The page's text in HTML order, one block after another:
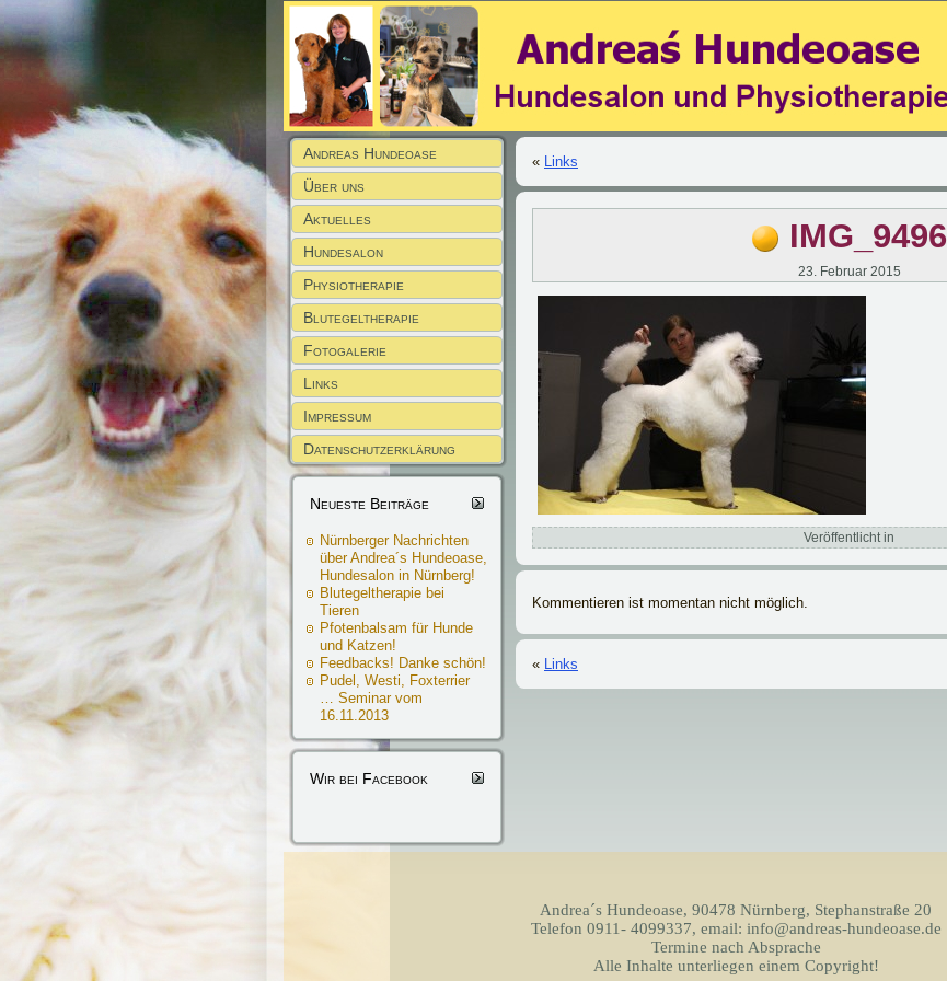
Andreas Hundeoase
Über uns
Aktuelles
Hundesalon
Physiotherapie
Blutegeltherapie
Fotogalerie
Links
Impressum
Datenschutzerklärung
Neueste Beiträge
Nürnberger Nachrichten
über Andrea´s Hundeoase,
Hundesalon in Nürnberg!
Blutegeltherapie bei
Tieren
Pfotenbalsam für Hunde
und Katzen!
Feedbacks! Danke schön!
Pudel, Westi, Foxterrier
… Seminar vom
16.11.2013
Wir bei Facebook
« Links
IMG_9496
23. Februar 2015
Veröffentlicht in
Kommentieren ist momentan nicht möglich.
« Links
Andrea´s Hundeoase, 90478 Nürnberg, Stephanstraße 20
Telefon 0911- 4099337, email: info@andreas-hundeoase.de
Termine nach Absprache
Alle Inhalte unterliegen einem Copyright!